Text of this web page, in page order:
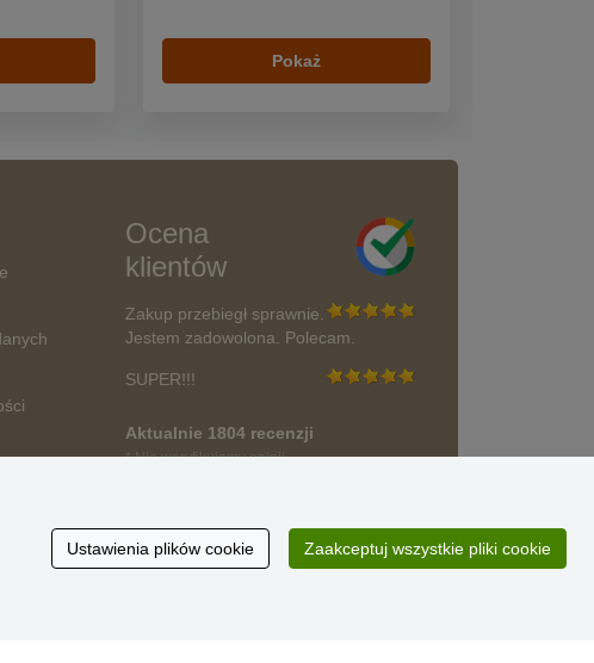
Pokaż
Ocena
klientów
Zakup przebiegł sprawnie.
Jestem zadowolona. Polecam.
SUPER!!!
Aktualnie 1804 recenzji
* Nie weryfikujemy opinii
Ustawienia plików cookie Zaakceptuj wszystkie pliki cookie